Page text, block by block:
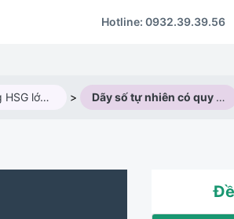
Hotline: 0932.39.39.56
Toán bồi dưỡng HSG lớp 6M1 (Năm học 2024 - 2025) > Dãy số tự nhiên có quy luật